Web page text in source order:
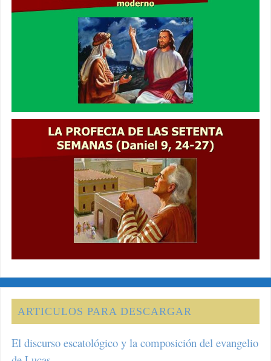
ARTICULOS PARA DESCARGAR
El discurso escatológico y la composición del evangelio